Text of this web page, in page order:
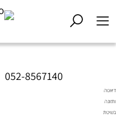
052-8567140
דיאטה
ותזונה
בשיטת